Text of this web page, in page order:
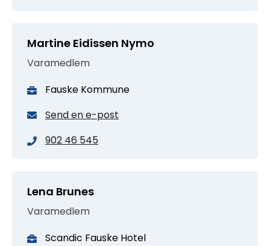
Martine Eidissen Nymo
Varamedlem
Fauske Kommune
Send en e-post
902 46 545
Lena Brunes
Varamedlem
Scandic Fauske Hotel